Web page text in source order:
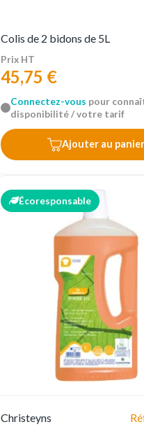
Colis de 2 bidons de 5L
Prix HT
45,75 €
Connectez-vous pour
disponibilité / votre tarif
Ajouter au panier
Écoresponsable
Christeyns